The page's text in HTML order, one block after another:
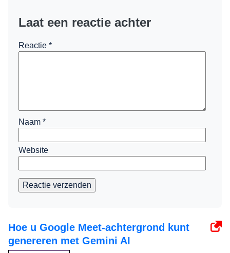
Laat een reactie achter
Reactie *
Naam *
Website
Reactie verzenden
Hoe u Google Meet-achtergrond kunt
genereren met Gemini AI